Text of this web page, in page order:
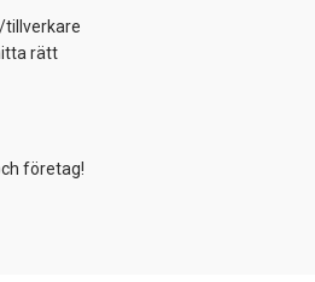
tillverkare
rätt
företag!